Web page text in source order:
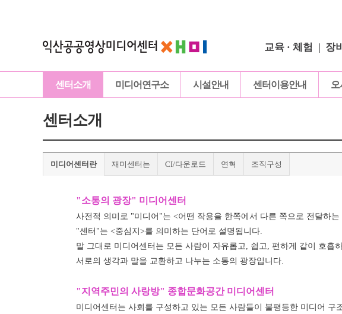
교육 · 체험 장
센터소개 미디어연구소 시설안내 센터이용안내 오
센터소개
미디어센터란 재미센터는 CI/다운로드 연혁 조직구성
"소통의 광장" 미디어센터
사전적 의미로 "미디어"는 <어떤 작용을 한쪽에서 다른 쪽으로 전달하
"센터"는 <중심지>를 의미하는 단어로 설명됩니다.
말 그대로 미디어센터는 모든 사람이 자유롭고, 쉽고, 편하게 같이 호흡
서로의 생각과 말을 교환하고 나누는 소통의 광장입니다.
"지역주민의 사랑방" 종합문화공간 미디어센터
미디어센터는 사회를 구성하고 있는 모든 사람들이 불평등한 미디어 구